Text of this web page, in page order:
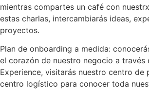
mientras compartes un café con
estas charlas, intercambiarás ideas,
proyectos.
Plan de onboarding a medida:
el corazón de nuestro negocio a través
Experience, visitarás nuestro centro de
centro logístico para conocer toda